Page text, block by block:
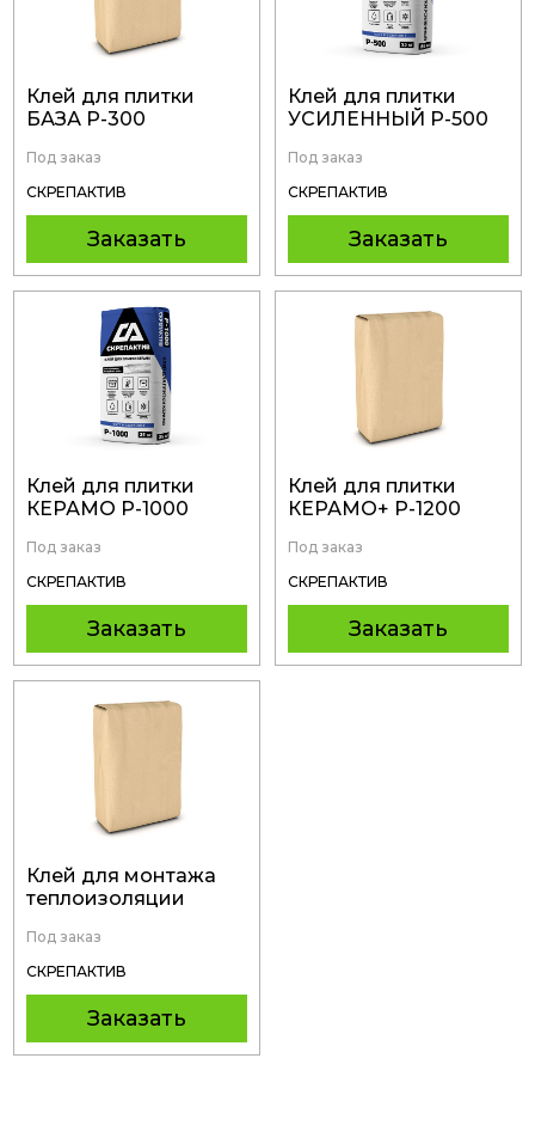
Клей для плитки
БАЗА Р-300
Под заказ
СКРЕПАКТИВ
Заказать
Клей для плитки
УСИЛЕННЫЙ Р-500
Под заказ
СКРЕПАКТИВ
Заказать
Клей для плитки
КЕРАМО Р-1000
Под заказ
СКРЕПАКТИВ
Заказать
Клей для плитки
КЕРАМО+ Р-1200
Под заказ
СКРЕПАКТИВ
Заказать
Клей для монтажа
теплоизоляции
Под заказ
СКРЕПАКТИВ
Заказать